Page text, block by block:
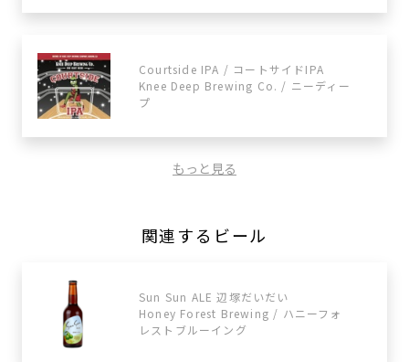
Courtside IPA / コートサイドIPA
Knee Deep Brewing Co. / ニーディー
プ
もっと見る
関連するビール
Sun Sun ALE 辺塚だいだい
Honey Forest Brewing / ハニーフォ
レストブルーイング